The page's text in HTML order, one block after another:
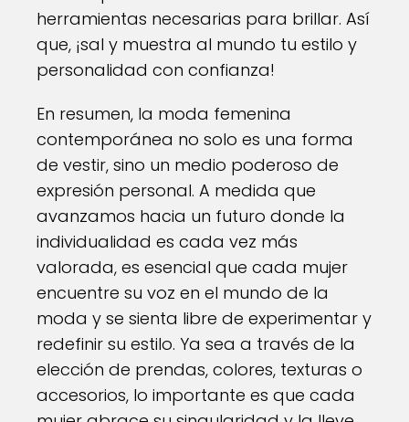
herramientas necesarias para brillar. Así
que, ¡sal y muestra al mundo tu estilo y
personalidad con confianza!
En resumen, la moda femenina
contemporánea no solo es una forma
de vestir, sino un medio poderoso de
expresión personal. A medida que
avanzamos hacia un futuro donde la
individualidad es cada vez más
valorada, es esencial que cada mujer
encuentre su voz en el mundo de la
moda y se sienta libre de experimentar y
redefinir su estilo. Ya sea a través de la
elección de prendas, colores, texturas o
accesorios, lo importante es que cada